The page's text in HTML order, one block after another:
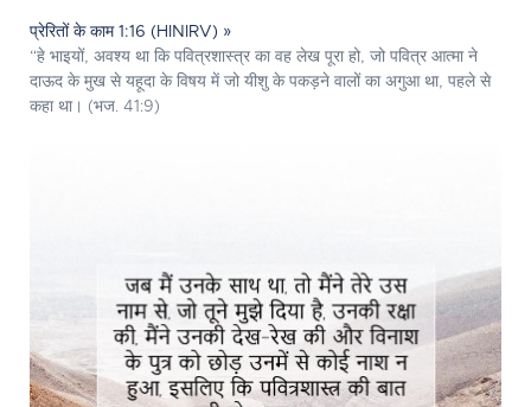
प्रेरितों के काम 1:16 (HINIRV) »
“हे भाइयों, अवश्य था कि पवित्रशास्त्र का वह लेख पूरा हो, जो पवित्र आत्मा ने
दाऊद के मुख से यहूदा के विषय में जो यीशु के पकड़ने वालों का अगुआ था, पहले से
कहा था। (भज. 41:9)